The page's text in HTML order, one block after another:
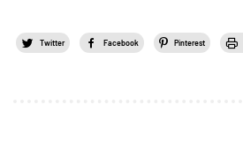
Twitter Facebook Pinterest